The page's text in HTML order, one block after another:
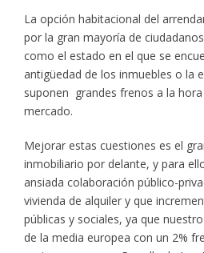
La opción habitacional del
por la gran mayoría de
como el estado en el que se
antigüedad de los inmuebles o la
suponen grandes frenos a la
mercado.
Mejorar estas cuestiones es el
inmobiliario por delante, y para
ansiada colaboración público-
vivienda de alquiler y que
públicas y sociales, ya que
de la media europea con un 2%